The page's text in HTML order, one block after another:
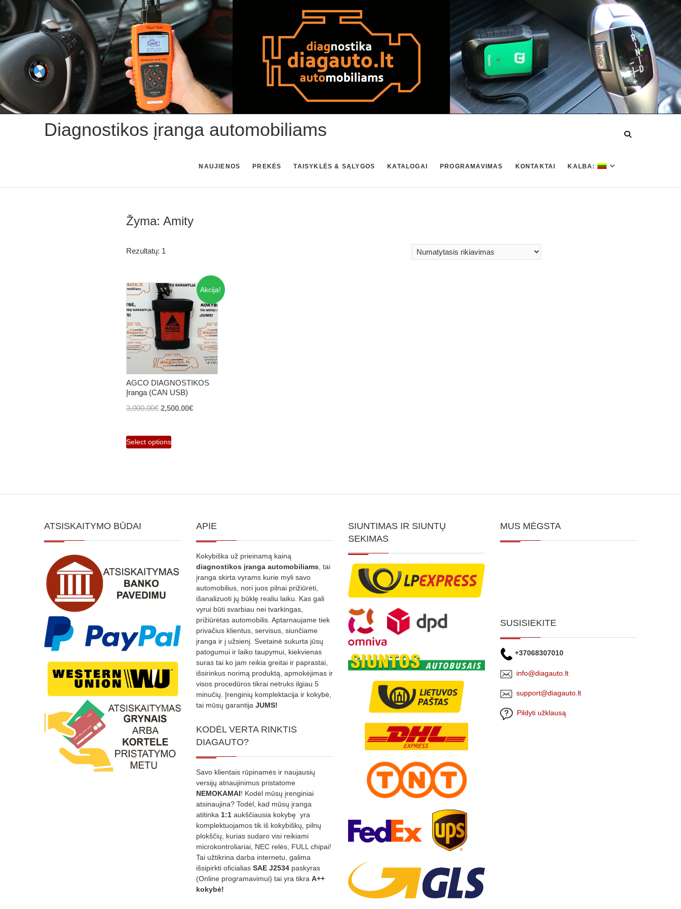
Skip
content
Diagnostikos įranga automobiliams
NAUJIENOS PREKĖS TAISYKLĖS & SĄLYGOS KATALOGAI PROGRAMAVIMAS KONTAKTAI KALBA:
Žyma: Amity
Rezultatų: 1
Akcija!
AGCO DIAGNOSTIKOS
Įranga (CAN USB)
3,000.00€ Original
was:
3,000.00€.
2,500.00€Current
Select options
ATSISKAITYMO BŪDAI APIE
Kokybiška už prieinamą kainą
diagnostikos įranga automobiliams , tai
įranga skirta vyrams kurie myli savo
automobilius, nori juos pilnai prižiūrėti,
išanalizuoti jų būklę realiu laiku. Kas gali
vyrui būti svarbiau nei tvarkingas,
prižiūrėtas automobilis. Aptarnaujame tiek
privačius klientus, servisus, siunčiame
įranga ir į užsienį. Svetainė sukurta jūsų
patogumui ir laiko taupymui, kiekvienas
suras tai ko jam reikia greitai ir paprastai,
išsirinkus norimą produktą, apmokėjimas ir
visos procedūros tikrai netruks ilgiau 5
minučių. Įrenginių komplektacija ir kokybė,
tai mūsų garantija JUMS!
KODĖL VERTA RINKTIS
DIAGAUTO?
Savo klientais rūpinamės ir naujausių
versijų atnaujinimus pristatome
NEMOKAMAI! Kodėl mūsų įrenginiai
atsinaujina? Todėl, kad mūsų įranga
atitinka 1:1 aukščiausia kokybę yra
komplektuojamos tik iš kokybiškų, pilnų
plokščių, kurias sudaro visi reikiami
microkontroliariai, NEC relės, FULL chipai!
Tai užtikrina darba internetu, galima
išsipirkti oficialias SAE J2534 paskyras
(Online programavimui) tai yra tikra A++
kokybė!
SIUNTIMAS IR SIUNTŲ
SEKIMAS
MUS MĖGSTA
SUSISIEKITE
+37068307010
info@diagauto.lt
support@diagauto.lt
Pildyti užklausą